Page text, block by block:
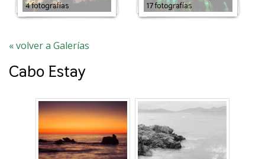
4 fotografías 17 fotografías
« volver a Galerías
Cabo Estay